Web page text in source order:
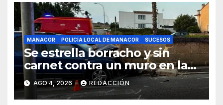
MANACOR POLICÍA LOCAL DE MANACOR SUCESOS
Se estrella borracho y sin
carnet contra un muro en la
ronda del Port de Manacor y
lo destroza
AGO 4, 2026 REDACCIÓN